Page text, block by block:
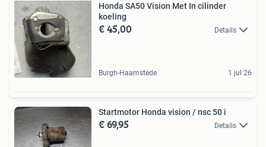
Honda SA50 Vision Met In cilinder
koeling
€ 45,00 Details
Burgh-Haamstede 1 jul 26
Startmotor Honda vision / nsc 50 i
€ 69,95 Details